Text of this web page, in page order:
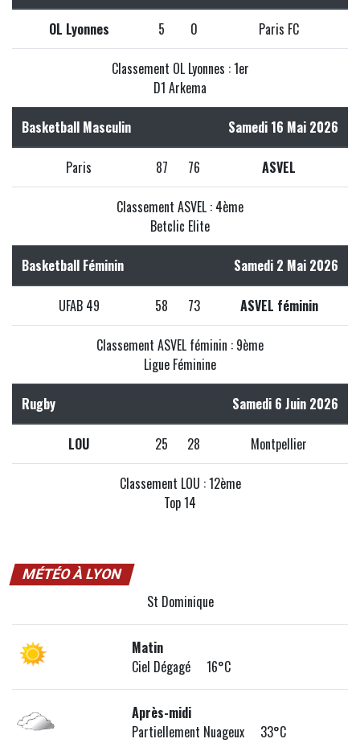
OL Lyonnes 5 0 Paris FC
Classement OL Lyonnes : 1er
D1 Arkema
Basketball Masculin Samedi 16 Mai 2026
Paris 87 76 ASVEL
Classement ASVEL : 4ème
Betclic Elite
Basketball Féminin Samedi 2 Mai 2026
UFAB 49 58 73 ASVEL féminin
Classement ASVEL féminin : 9ème
Ligue Féminine
Rugby Samedi 6 Juin 2026
LOU 25 28 Montpellier
Classement LOU : 12ème
Top 14
MÉTÉO À LYON
St Dominique
Matin
Ciel Dégagé 16°C
Après-midi
Partiellement Nuageux 33°C